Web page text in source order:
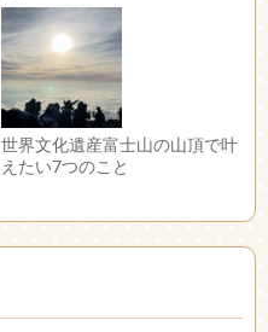
世界文化遺産富士山の山頂で叶
えたい7つのこと